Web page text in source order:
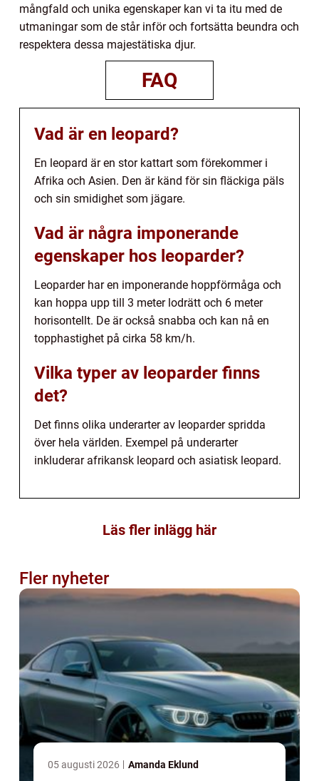
mångfald och unika egenskaper kan vi ta itu med de
utmaningar som de står inför och fortsätta beundra och
respektera dessa majestätiska djur.
FAQ
Vad är en leopard?
En leopard är en stor kattart som förekommer i
Afrika och Asien. Den är känd för sin fläckiga päls
och sin smidighet som jägare.
Vad är några imponerande
egenskaper hos leoparder?
Leoparder har en imponerande hoppförmåga och
kan hoppa upp till 3 meter lodrätt och 6 meter
horisontellt. De är också snabba och kan nå en
topphastighet på cirka 58 km/h.
Vilka typer av leoparder finns
det?
Det finns olika underarter av leoparder spridda
över hela världen. Exempel på underarter
inkluderar afrikansk leopard och asiatisk leopard.
Läs fler inlägg här
Fler nyheter
05 augusti 2026 Amanda Eklund